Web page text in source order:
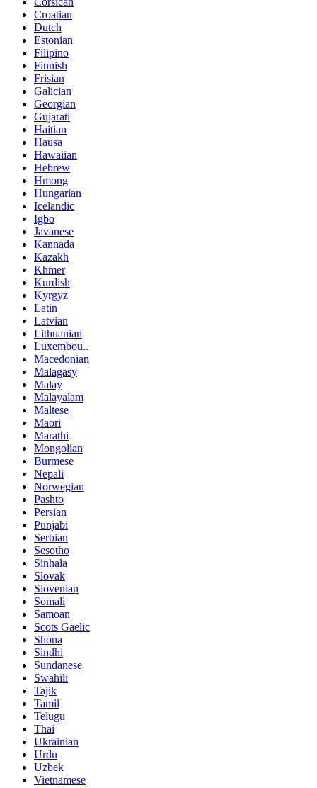
Croatian
Dutch
Estonian
Filipino
Finnish
Frisian
Galician
Georgian
Gujarati
Haitian
Hausa
Hawaiian
Hebrew
Hmong
Hungarian
Icelandic
Igbo
Javanese
Kannada
Kazakh
Khmer
Kurdish
Kyrgyz
Latin
Latvian
Lithuanian
Luxembou..
Macedonian
Malagasy
Malay
Malayalam
Maltese
Maori
Marathi
Mongolian
Burmese
Nepali
Norwegian
Pashto
Persian
Punjabi
Serbian
Sesotho
Sinhala
Slovak
Slovenian
Somali
Samoan
Scots Gaelic
Shona
Sindhi
Sundanese
Swahili
Tajik
Tamil
Telugu
Thai
Ukrainian
Urdu
Uzbek
Vietnamese